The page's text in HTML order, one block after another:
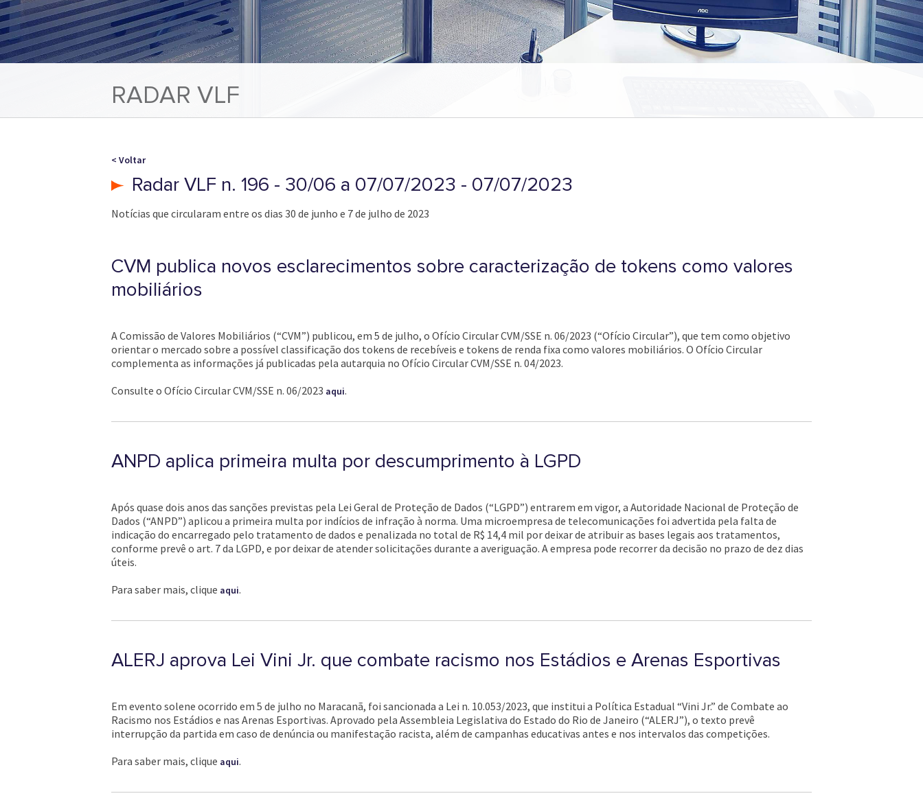
RADAR VLF
< Voltar
Radar VLF n. 196 - 30/06 a 07/07/2023 - 07/07/2023
Notícias que circularam entre os dias 30 de junho e 7 de julho de 2023
CVM publica novos esclarecimentos sobre caracterização de tokens como valores
mobiliários
A Comissão de Valores Mobiliários (“CVM”) publicou, em 5 de julho, o Ofício Circular CVM/SSE n. 06/2023 (“Ofício Circular”), que tem como objetivo
orientar o mercado sobre a possível classificação dos tokens de recebíveis e tokens de renda fixa como valores mobiliários. O Ofício Circular
complementa as informações já publicadas pela autarquia no Ofício Circular CVM/SSE n. 04/2023.
Consulte o Ofício Circular CVM/SSE n. 06/2023 aqui.
ANPD aplica primeira multa por descumprimento à LGPD
Após quase dois anos das sanções previstas pela Lei Geral de Proteção de Dados (“LGPD”) entrarem em vigor, a Autoridade Nacional de Proteção de
Dados (“ANPD”) aplicou a primeira multa por indícios de infração à norma. Uma microempresa de telecomunicações foi advertida pela falta de
indicação do encarregado pelo tratamento de dados e penalizada no total de R$ 14,4 mil por deixar de atribuir as bases legais aos tratamentos,
conforme prevê o art. 7 da LGPD, e por deixar de atender solicitações durante a averiguação. A empresa pode recorrer da decisão no prazo de dez dias
úteis.
Para saber mais, clique aqui.
ALERJ aprova Lei Vini Jr. que combate racismo nos Estádios e Arenas Esportivas
Em evento solene ocorrido em 5 de julho no Maracanã, foi sancionada a Lei n. 10.053/2023, que institui a Política Estadual “Vini Jr.” de Combate ao
Racismo nos Estádios e nas Arenas Esportivas. Aprovado pela Assembleia Legislativa do Estado do Rio de Janeiro (“ALERJ”), o texto prevê
interrupção da partida em caso de denúncia ou manifestação racista, além de campanhas educativas antes e nos intervalos das competições.
Para saber mais, clique aqui.